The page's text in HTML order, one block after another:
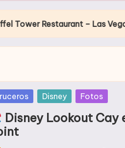
– Las Vegas El
Disney Fotos
Disney Lookout Cay